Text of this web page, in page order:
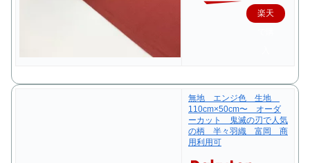
楽天
無地 エンジ色 生地
110cm×50cm〜 オーダ
ーカット 鬼滅の刃で人気
の柄 半々羽織 富岡 商
用利用可